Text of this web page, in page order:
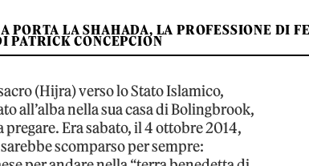
PORTA LA SHAHADA, LA PROFESSIONE DI
PATRICK CONCEPCION
(Hijra) verso lo Stato Islamico,
all’alba nella sua casa di Bolingbrook,
Era sabato, il 4 ottobre 2014,
scomparso per sempre: